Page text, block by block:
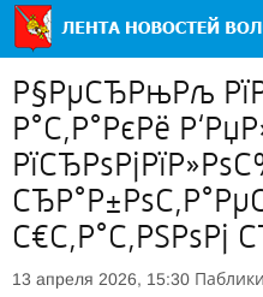
Р§РµСЂРњРљ
Р°С‚Р°РєРё
С€С‚Р°С‚РЅРѕРј
13 апреля 2026, 15:30 Паблики